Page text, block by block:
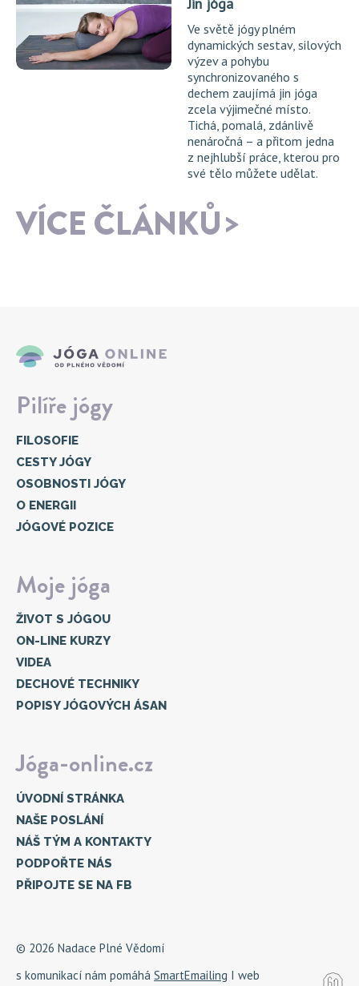
Ve světě jógy plném
dynamických sestav, silových
výzev a pohybu
synchronizovaného s
dechem zaujímá jin jóga
zcela výjimečné místo.
Tichá, pomalá, zdánlivě
nenáročná – a přitom jedna
z nejhlubší práce, kterou pro
své tělo můžete udělat.
VÍCE ČLÁNKŮ
Pilíře jógy
FILOSOFIE
CESTY JÓGY
OSOBNOSTI JÓGY
O ENERGII
JÓGOVÉ POZICE
Moje jóga
ŽIVOT S JÓGOU
ON-LINE KURZY
VIDEA
DECHOVÉ TECHNIKY
POPISY JÓGOVÝCH ÁSAN
Jóga-online.cz
ÚVODNÍ STRÁNKA
NAŠE POSLÁNÍ
NÁŠ TÝM A KONTAKTY
PODPOŘTE NÁS
PŘIPOJTE SE NA FB
© 2026 Nadace Plné Vědomí
s komunikací nám pomáhá SmartEmailing I web